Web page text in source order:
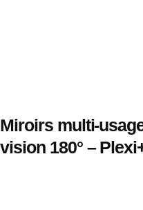
Miroirs multi-
vision 180° –